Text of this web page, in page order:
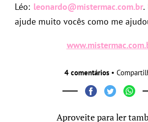
Léo: leonardo@mistermac.com.br.
ajude muito vocês como me
4 comentários •
Aproveite para ler